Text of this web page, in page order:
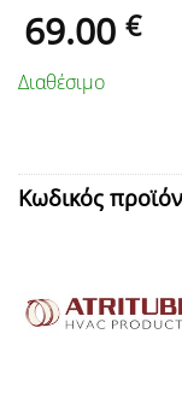
69.00 €
Διαθέσιμο
Κωδικός